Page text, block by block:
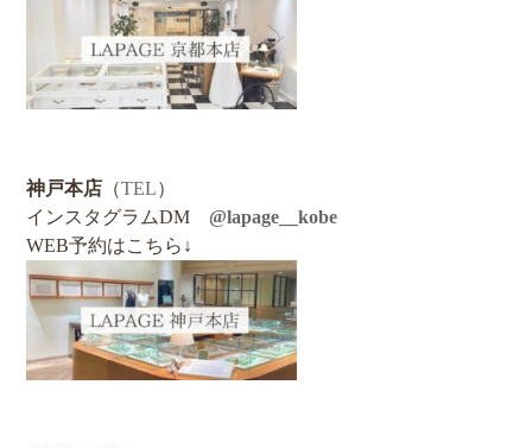
神戸本店 （TEL）
インスタグラムDM @lapage__kobe
WEB予約はこちら↓